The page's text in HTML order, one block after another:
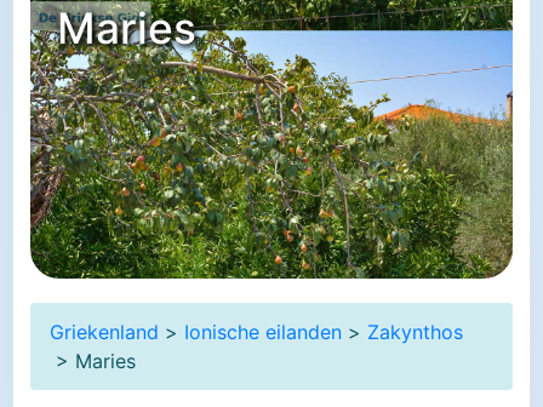
Maries
Griekenland > Ionische eilanden > Zakynthos
> Maries